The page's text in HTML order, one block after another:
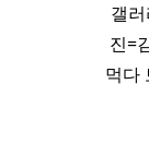
갤
진=
먹다